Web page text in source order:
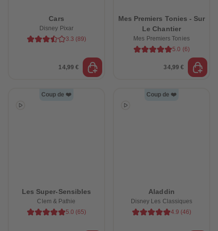
Cars
Disney Pixar
3.3 (89)
14,99 €
Mes Premiers Tonies - Sur
Le Chantier
Mes Premiers Tonies
5.0 (6)
34,99 €
Coup de ❤️
Les Super-Sensibles
Clem & Pathie
5.0 (65)
Coup de ❤️
Aladdin
Disney Les Classiques
4.9 (46)